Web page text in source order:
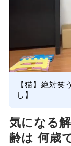
【猫】絶対笑
し】
気になる
齢は 何歳